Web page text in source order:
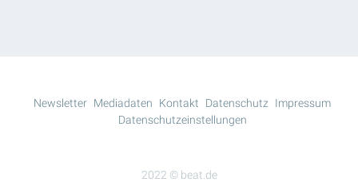
2022 © beat.de
Newsletter Mediadaten Kontakt Datenschutz
Impressum
Datenschutzeinstellungen